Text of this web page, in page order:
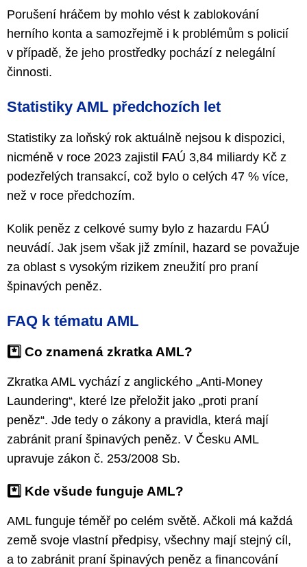
Porušení hráčem by mohlo vést k zablokování
herního konta a samozřejmě i k problémům s policií
v případě, že jeho prostředky pochází z nelegální
činnosti.
Statistiky AML předchozích let
Statistiky za loňský rok aktuálně nejsou k dispozici,
nicméně v roce 2023 zajistil FAÚ 3,84 miliardy Kč z
podezřelých transakcí, což bylo o celých 47 % více,
než v roce předchozím.
Kolik peněz z celkové sumy bylo z hazardu FAÚ
neuvádí. Jak jsem však již zmínil, hazard se považuje
za oblast s vysokým rizikem zneužití pro praní
špinavých peněz.
FAQ k tématu AML
*️⃣ Co znamená zkratka AML?
Zkratka AML vychází z anglického „Anti-Money
Laundering“, které lze přeložit jako „proti praní
peněz“. Jde tedy o zákony a pravidla, která mají
zabránit praní špinavých peněz. V Česku AML
upravuje zákon č. 253/2008 Sb.
*️⃣ Kde všude funguje AML?
AML funguje téměř po celém světě. Ačkoli má každá
země svoje vlastní předpisy, všechny mají stejný cíl,
a to zabránit praní špinavých peněz a financování